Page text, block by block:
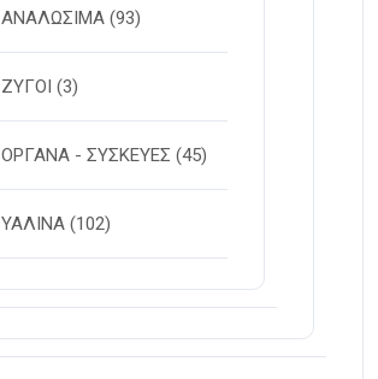
ΑΝΑΛΩΣΙΜΑ (93)
ΖΥΓΟΙ (3)
ΟΡΓΑΝΑ - ΣΥΣΚΕΥΕΣ (45)
ΥΑΛΙΝΑ (102)